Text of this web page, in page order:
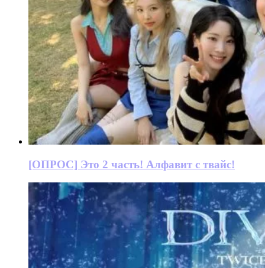
[ОПРОС] Это 2 часть! Алфавит с твайс!